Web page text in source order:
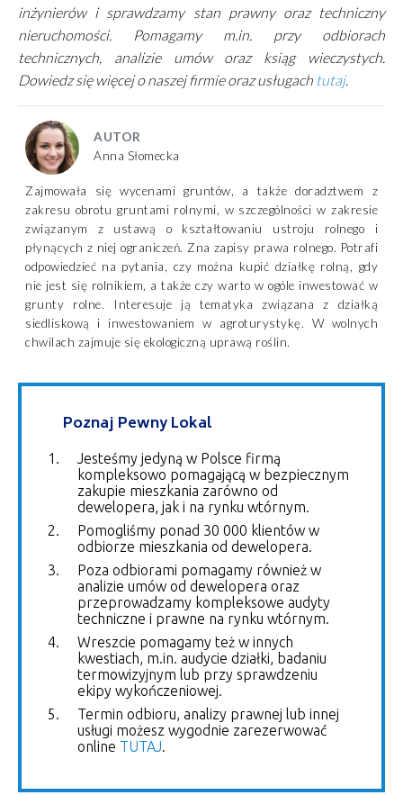
inżynierów i sprawdzamy stan prawny oraz techniczny
nieruchomości. Pomagamy m.in. przy odbiorach
technicznych, analizie umów oraz ksiąg wieczystych.
Dowiedz się więcej o naszej firmie oraz usługach tutaj.
AUTOR
Anna Słomecka
Zajmowała się wycenami gruntów, a także doradztwem z
zakresu obrotu gruntami rolnymi, w szczególności w zakresie
związanym z ustawą o kształtowaniu ustroju rolnego i
płynących z niej ograniczeń. Zna zapisy prawa rolnego. Potrafi
odpowiedzieć na pytania, czy można kupić działkę rolną, gdy
nie jest się rolnikiem, a także czy warto w ogóle inwestować w
grunty rolne. Interesuje ją tematyka związana z działką
siedliskową i inwestowaniem w agroturystykę. W wolnych
chwilach zajmuje się ekologiczną uprawą roślin.
Poznaj Pewny Lokal
Jesteśmy jedyną w Polsce firmą
kompleksowo pomagającą w bezpiecznym
zakupie mieszkania zarówno od
dewelopera, jak i na rynku wtórnym.
Pomogliśmy ponad 30 000 klientów w
odbiorze mieszkania od dewelopera.
Poza odbiorami pomagamy również w
analizie umów od dewelopera oraz
przeprowadzamy kompleksowe audyty
techniczne i prawne na rynku wtórnym.
Wreszcie pomagamy też w innych
kwestiach, m.in. audycie działki, badaniu
termowizyjnym lub przy sprawdzeniu
ekipy wykończeniowej.
Termin odbioru, analizy prawnej lub innej
usługi możesz wygodnie zarezerwować
online TUTAJ.